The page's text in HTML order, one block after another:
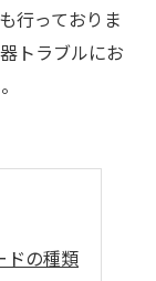
行っておりま
トラブルにお
ドの種類